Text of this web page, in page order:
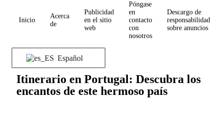
Inicio
Acerca
de
Publicidad
en el sitio
web
Póngase
en
contacto
con
nosotros
Descargo de
responsabilidad
sobre anuncios
Español
Itinerario en Portugal: Descubra los
encantos de este hermoso país